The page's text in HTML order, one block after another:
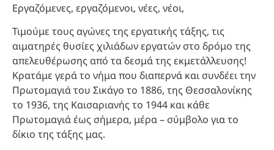
Εργαζόμενες, εργαζόμενοι, νέες, νέοι,
Τιμούμε τους αγώνες της εργατικής τάξης, τις
αιματηρές θυσίες χιλιάδων εργατών στο δρόμο της
απελευθέρωσης από τα δεσμά της εκμετάλλευσης!
Κρατάμε γερά το νήμα που διαπερνά και συνδέει την
Πρωτομαγιά του Σικάγο το 1886, της Θεσσαλονίκης
το 1936, της Καισαριανής το 1944 και κάθε
Πρωτομαγιά έως σήμερα, μέρα – σύμβολο για το
δίκιο της τάξης μας.